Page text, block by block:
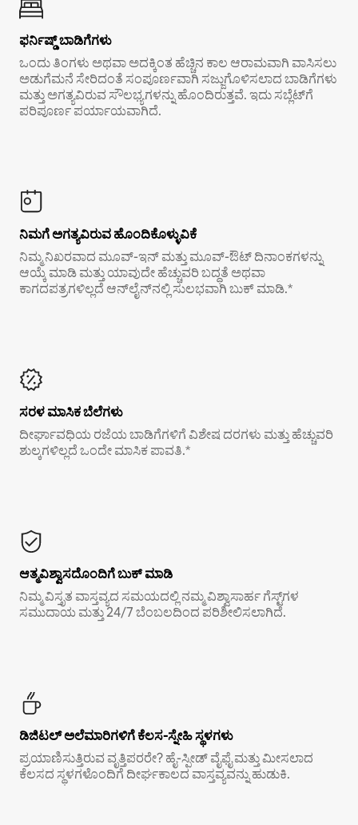
ಫರ್ನಿಷ್ಡ್ ಬಾಡಿಗೆಗಳು
ಒಂದು ತಿಂಗಳು ಅಥವಾ ಅದಕ್ಕಿಂತ ಹೆಚ್ಚಿನ ಕಾಲ ಆರಾಮವಾಗಿ ವಾಸಿಸಲು
ಅಡುಗೆಮನೆ ಸೇರಿದಂತೆ ಸಂಪೂರ್ಣವಾಗಿ ಸಜ್ಜುಗೊಳಿಸಲಾದ ಬಾಡಿಗೆಗಳು
ಮತ್ತು ಅಗತ್ಯವಿರುವ ಸೌಲಭ್ಯಗಳನ್ನು ಹೊಂದಿರುತ್ತವೆ. ಇದು ಸಬ್ಲೆಟ್‌ಗೆ
ಪರಿಪೂರ್ಣ ಪರ್ಯಾಯವಾಗಿದೆ.
ನಿಮಗೆ ಅಗತ್ಯವಿರುವ ಹೊಂದಿಕೊಳ್ಳುವಿಕೆ
ನಿಮ್ಮ ನಿಖರವಾದ ಮೂವ್-ಇನ್ ಮತ್ತು ಮೂವ್-ಔಟ್ ದಿನಾಂಕಗಳನ್ನು
ಆಯ್ಕೆ ಮಾಡಿ ಮತ್ತು ಯಾವುದೇ ಹೆಚ್ಚುವರಿ ಬದ್ಧತೆ ಅಥವಾ
ಕಾಗದಪತ್ರಗಳಿಲ್ಲದೆ ಆನ್‌ಲೈನ್‌ನಲ್ಲಿ ಸುಲಭವಾಗಿ ಬುಕ್ ಮಾಡಿ.*
ಸರಳ ಮಾಸಿಕ ಬೆಲೆಗಳು
ದೀರ್ಘಾವಧಿಯ ರಜೆಯ ಬಾಡಿಗೆಗಳಿಗೆ ವಿಶೇಷ ದರಗಳು ಮತ್ತು ಹೆಚ್ಚುವರಿ
ಶುಲ್ಕಗಳಿಲ್ಲದೆ ಒಂದೇ ಮಾಸಿಕ ಪಾವತಿ.*
ಆತ್ಮವಿಶ್ವಾಸದೊಂದಿಗೆ ಬುಕ್ ಮಾಡಿ
ನಿಮ್ಮ ವಿಸ್ತೃತ ವಾಸ್ತವ್ಯದ ಸಮಯದಲ್ಲಿ ನಮ್ಮ ವಿಶ್ವಾಸಾರ್ಹ ಗೆಸ್ಟ್‌ಗಳ
ಸಮುದಾಯ ಮತ್ತು 24/7 ಬೆಂಬಲದಿಂದ ಪರಿಶೀಲಿಸಲಾಗಿದೆ.
ಡಿಜಿಟಲ್ ಅಲೆಮಾರಿಗಳಿಗೆ ಕೆಲಸ-ಸ್ನೇಹಿ ಸ್ಥಳಗಳು
ಪ್ರಯಾಣಿಸುತ್ತಿರುವ ವೃತ್ತಿಪರರೇ? ಹೈ-ಸ್ಪೀಡ್ ವೈಫೈ ಮತ್ತು ಮೀಸಲಾದ
ಕೆಲಸದ ಸ್ಥಳಗಳೊಂದಿಗೆ ದೀರ್ಘಕಾಲದ ವಾಸ್ತವ್ಯವನ್ನು ಹುಡುಕಿ.